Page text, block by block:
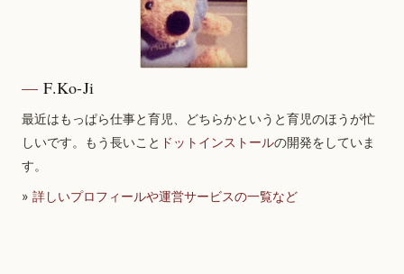
F.Ko-Ji
最近はもっぱら仕事と育児、どちらかというと育児のほうが忙
しいです。もう長いこと ドットインストールの開発をしていま
す。
» 詳しいプロフィールや運営サービスの一覧など